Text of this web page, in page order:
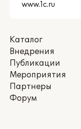
Каталог
Внедрения
Публикации
Мероприятия
Партнеры
Форум